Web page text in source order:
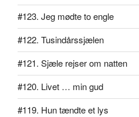
#123. Jeg mødte to engle
#122. Tusindårssjælen
#121. Sjæle rejser om natten
#120. Livet … min gud
#119. Hun tændte et lys